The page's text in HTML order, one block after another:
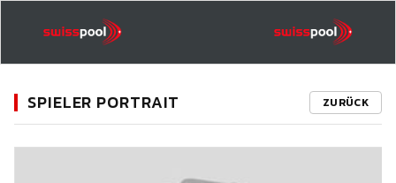
SPIELER PORTRAIT ZURÜCK